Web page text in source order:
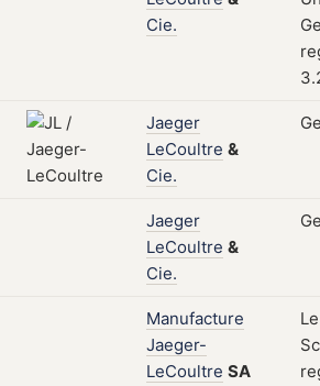
Cie.
Jaeger
LeCoultre &
Cie.
Jaeger
LeCoultre &
Cie.
Manufacture
Jaeger-
LeCoultre SA